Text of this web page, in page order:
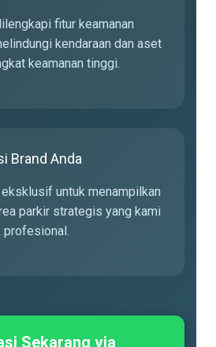
fitur keamanan
kendaraan dan aset
keamanan tinggi.
Brand Anda
eksklusif untuk menampilkan
parkir strategis yang kami
Sekarang via